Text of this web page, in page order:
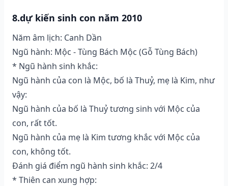
8.dự kiến sinh con năm 2010
Năm âm lịch: Canh Dần
Ngũ hành: Mộc - Tùng Bách Mộc (Gỗ Tùng Bách)
* Ngũ hành sinh khắc:
Ngũ hành của con là Mộc, bố là Thuỷ, mẹ là Kim, như
vậy:
Ngũ hành của bố là Thuỷ tương sinh với Mộc của
con, rất tốt.
Ngũ hành của mẹ là Kim tương khắc với Mộc của
con, không tốt.
Đánh giá điểm ngũ hành sinh khắc: 2/4
* Thiên can xung hợp: